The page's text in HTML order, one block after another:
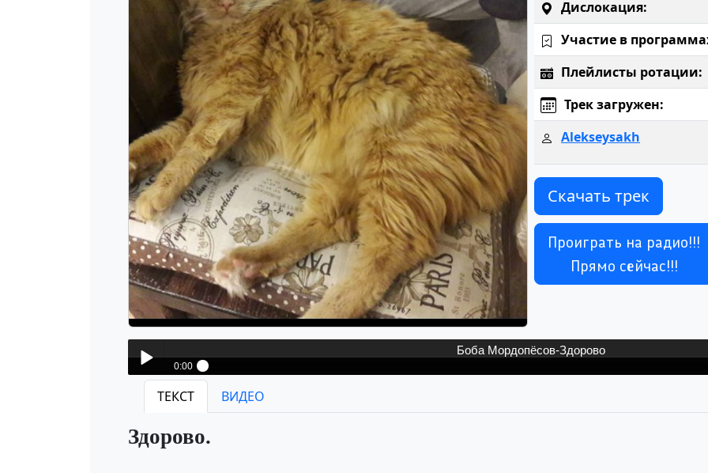
Дислокация:
Участие в
Плейлисты ротации:
Трек загружен:
Alekseysakh
Скачать трек
Проиграть на радио!!!
Прямо сейчас!!!
Боба Мордопёсов-Здорово
0:00
Боба Мордопёсов-Здорово
ТЕКСТ ВИДЕО
Здорово.